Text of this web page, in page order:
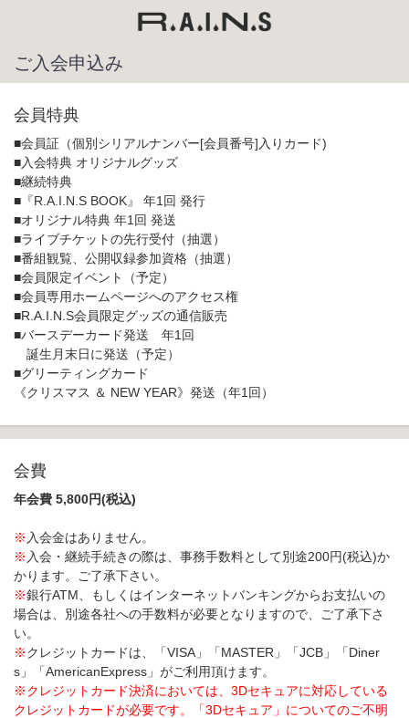
ご入会申込み
会員特典
■会員証（個別シリアルナンバー[会員番号]入りカード)
■入会特典 オリジナルグッズ
■継続特典
■『R.A.I.N.S BOOK』 年1回 発行
■オリジナル特典 年1回 発送
■ライブチケットの先行受付（抽選）
■番組観覧、公開収録参加資格（抽選）
■会員限定イベント（予定）
■会員専用ホームページへのアクセス権
■R.A.I.N.S会員限定グッズの通信販売
■バースデーカード発送 年1回
誕生月末日に発送（予定）
■グリーティングカード
《クリスマス ＆ NEW YEAR》発送（年1回）
会費
年会費 5,800円(税込)
※ 入会金はありません。
※ 入会・継続手続きの際は、事務手数料として別途200円(税込)か
かります。ご了承下さい。
※銀行ATM、もしくはインターネットバンキングからお支払いの
場合は、別途各社への手数料が必要となりますので、ご了承下さ
い。
※クレジットカードは、「VISA」「MASTER」「JCB」「Diner
s」「AmericanExpress」がご利用頂けます。
※クレジットカード決済においては、3Dセキュアに対応している
クレジットカードが必要です。「3Dセキュア」についてのご不明